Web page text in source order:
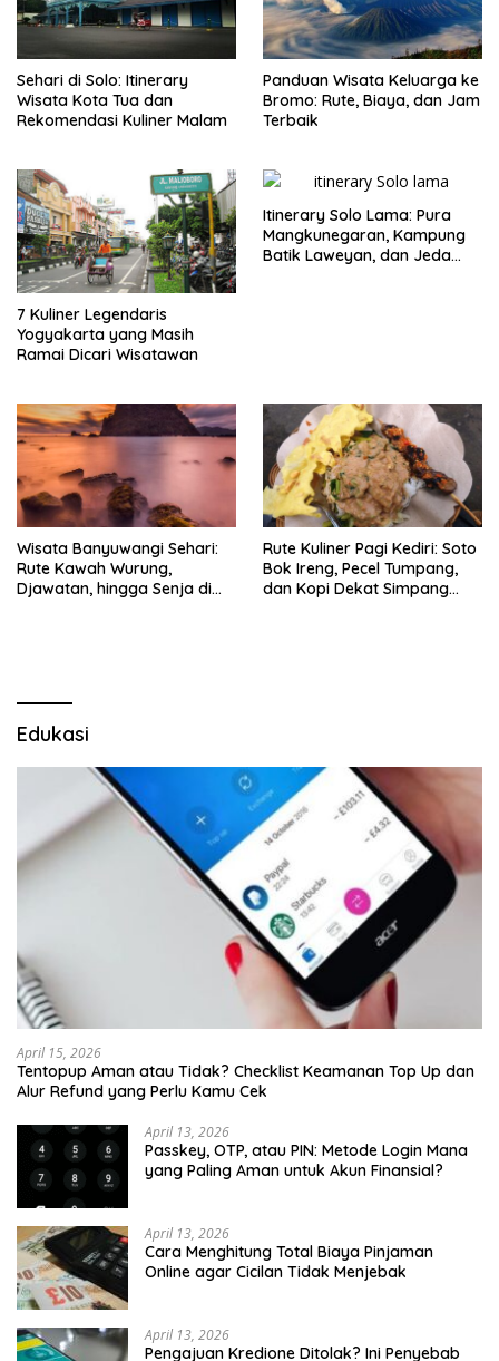
Sehari di Solo: Itinerary
Wisata Kota Tua dan
Rekomendasi Kuliner Malam
Panduan Wisata Keluarga ke
Bromo: Rute, Biaya, dan Jam
Terbaik
7 Kuliner Legendaris
Yogyakarta yang Masih
Ramai Dicari Wisatawan
Itinerary Solo Lama: Pura
Mangkunegaran, Kampung
Batik Laweyan, dan Jeda
Wisata Banyuwangi Sehari:
Rute Kawah Wurung,
Djawatan, hingga Senja di
Rute Kuliner Pagi Kediri: Soto
Bok Ireng, Pecel Tumpang,
dan Kopi Dekat Simpang
Edukasi
April 15, 2026
Tentopup Aman atau Tidak? Checklist Keamanan Top Up dan
Alur Refund yang Perlu Kamu Cek
April 13, 2026
Passkey, OTP, atau PIN: Metode Login Mana
yang Paling Aman untuk Akun Finansial?
April 13, 2026
Cara Menghitung Total Biaya Pinjaman
Online agar Cicilan Tidak Menjebak
April 13, 2026
Pengajuan Kredione Ditolak? Ini Penyebab